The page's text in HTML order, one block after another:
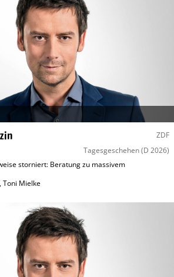
ZDF
Tagesgeschehen(D 2026)
storniert: Beratung zu massivem
,Toni Mielke